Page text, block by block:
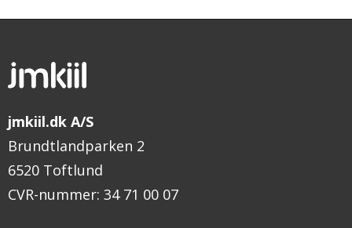
jmkiil.dk A/S
Brundtlandparken 2
6520 Toftlund
CVR-nummer: 34 71 00 07